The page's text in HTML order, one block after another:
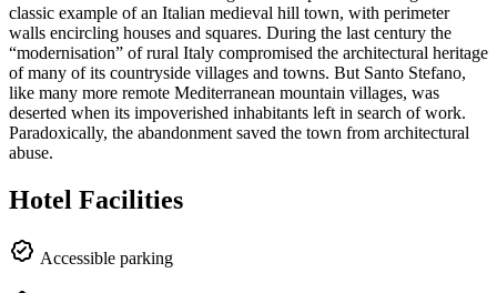
classic example of an Italian medieval hill town, with perimeter
walls encircling houses and squares. During the last century the
“modernisation” of rural Italy compromised the architectural heritage
of many of its countryside villages and towns. But Santo Stefano,
like many more remote Mediterranean mountain villages, was
deserted when its impoverished inhabitants left in search of work.
Paradoxically, the abandonment saved the town from architectural
abuse.
Hotel Facilities
Accessible parking